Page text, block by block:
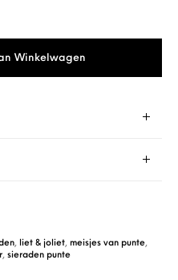
Winkelwagen
, liet & joliet, meisjes van punte,
,sieraden punte